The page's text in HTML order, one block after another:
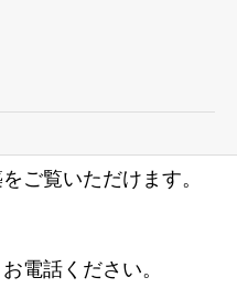
ご覧いただけます。
電話ください。